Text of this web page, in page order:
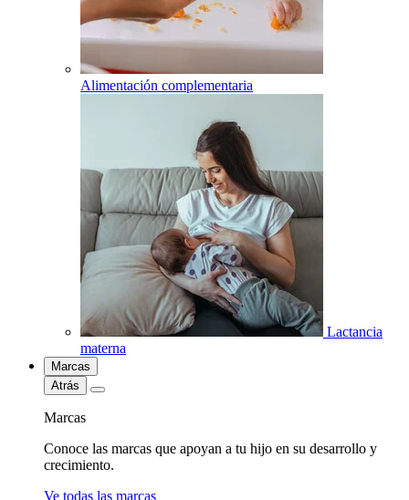
Alimentación complementaria
Lactancia
materna
Marcas
Atrás
Marcas
Conoce las marcas que apoyan a tu hijo en su desarrollo y
crecimiento.
Ve todas las marcas